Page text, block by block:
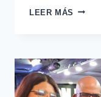
LEER MÁS